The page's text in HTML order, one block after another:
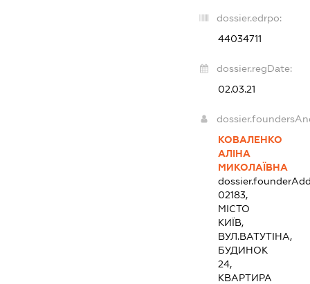
dossier.edrpo:
44034711
dossier.regDate:
02.03.21
КОВАЛЕНКО
АЛІНА
МИКОЛАЇВНА
02183,
МІСТО
КИЇВ,
ВУЛ.ВАТУТІНА,
БУДИНОК
24,
КВАРТИРА